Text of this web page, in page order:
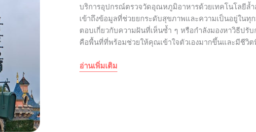
บริการอุปกรณ์ตรวจวัดอุณหภูมิอาหารด้วยเทคโนโลยีล้ำ
เข้าถึงข้อมูลที่ช่วยยกระดับสุขภาพและความเป็นอยู่ใน
ตอบเกี่ยวกับความฝันที่เห็นซ้ำ ๆ หรือกำลังมองหาวิธีปรั
คือพื้นที่ที่พร้อมช่วยให้คุณเข้าใจตัวเองมากขึ้นและมีชีวิ
อ่านเพิ่มเติม